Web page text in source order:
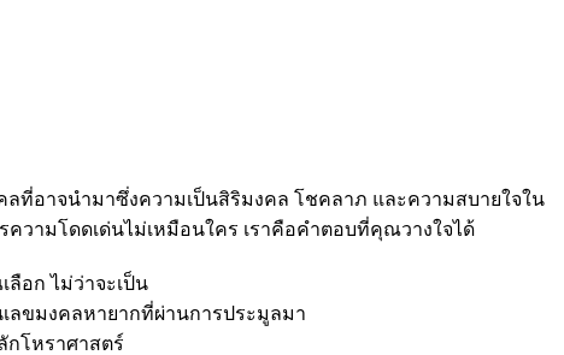
ลที่อาจนำมาซึ่งความเป็นสิริมงคล โชคลาภ และความสบายใจใน
ความโดดเด่นไม่เหมือนใคร เราคือคำตอบที่คุณวางใจได้
ลือก ไม่ว่าจะเป็น
ลขมงคลหายากที่ผ่านการประมูลมา
กโหราศาสตร์